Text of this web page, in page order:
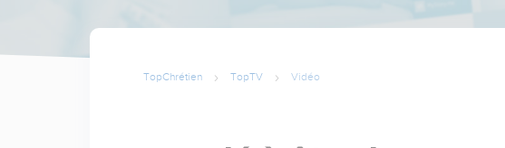
TopChrétien TopTV Vidéo